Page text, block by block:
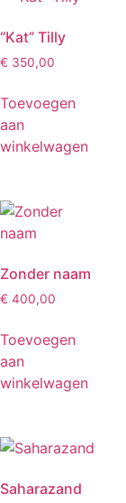
“Kat” Tilly
€ 350,00
Toevoegen
aan
winkelwagen
Zonder naam
€ 400,00
Toevoegen
aan
winkelwagen
Saharazand